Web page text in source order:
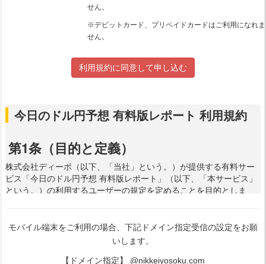
せん。
※デビットカード、プリペイドカードはご利用になれま
せん。
利用規約に同意して申し込む
モバイル端末をご利用の場合、下記ドメイン指定受信の設定をお願
いします。
【ドメイン指定】 @nikkeiyosoku.com